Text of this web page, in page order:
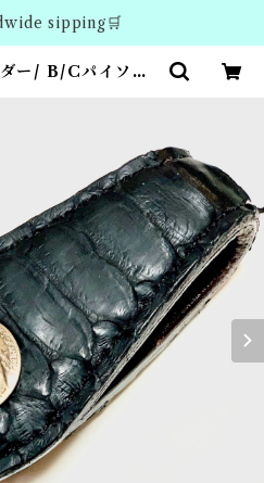
sipping🛒
ー/ B/Cパイソン |